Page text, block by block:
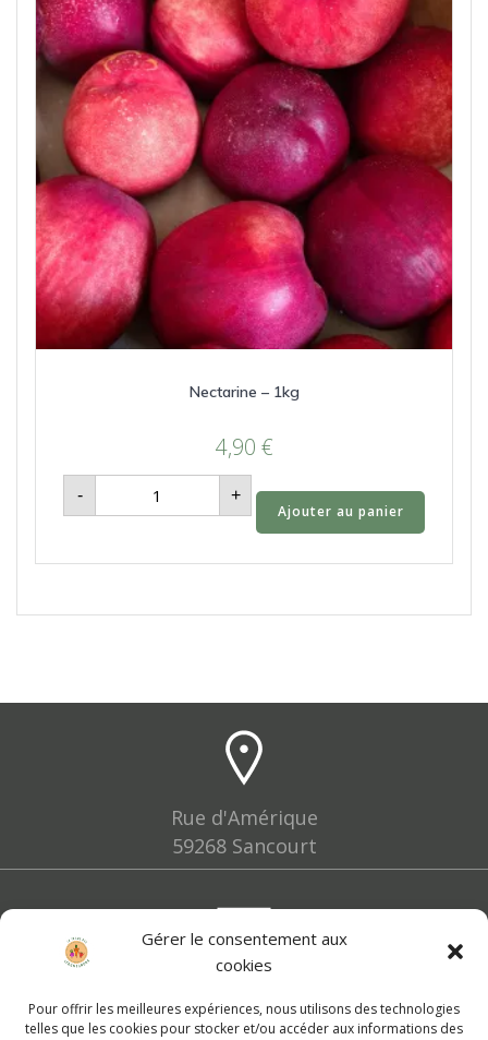
Gérer le consentement aux
cookies
Pour offrir les meilleures expériences, nous utilisons des technologies
telles que les cookies pour stocker et/ou accéder aux informations des
Nectarine – 1kg
4,90 €
-
quantité
de
Nectarine
+
Ajouter au panier
Rue d'Amérique
59268 Sancourt